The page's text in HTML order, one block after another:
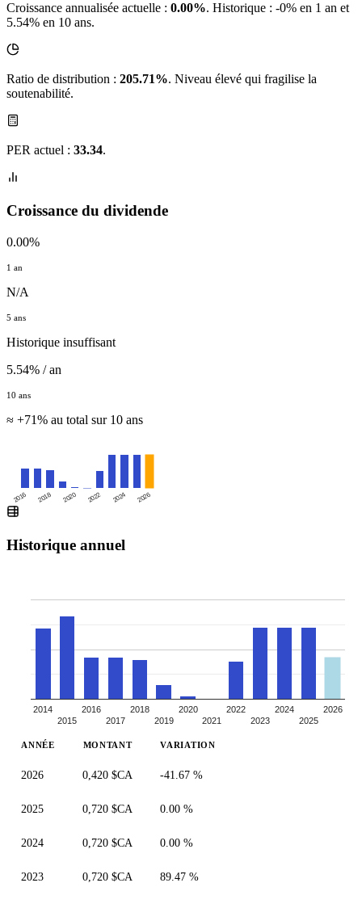
Croissance annualisée actuelle : 0.00%. Historique : -0% en 1 an et
5.54% en 10 ans.
Ratio de distribution : 205.71%. Niveau élevé qui fragilise la
soutenabilité.
PER actuel : 33.34.
Croissance du dividende
0.00%
1 an
N/A
5 ans
Historique insuffisant
5.54% / an
10 ans
≈ +71% au total sur 10 ans
2016 2018 2020 2022 2024 2026
Historique annuel
2014
2015
2016
2017
2018
2019
2020
2021
2022
2023
2024
2025
2026
ANNÉE MONTANT VARIATION
2026 0,420 $CA -41.67 %
2025 0,720 $CA 0.00 %
2024 0,720 $CA 0.00 %
2023 0,720 $CA 89.47 %